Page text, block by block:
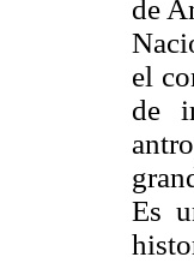
de
el
de
Es